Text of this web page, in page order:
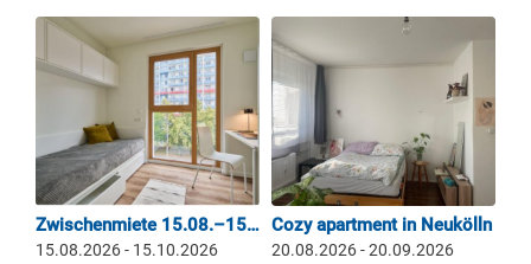
Zwischenmiete 15.08.–15.10. | 550 € warm | möbliert
15.08.2026 - 15.10.2026
Cozy apartment in Neukölln
20.08.2026 - 20.09.2026